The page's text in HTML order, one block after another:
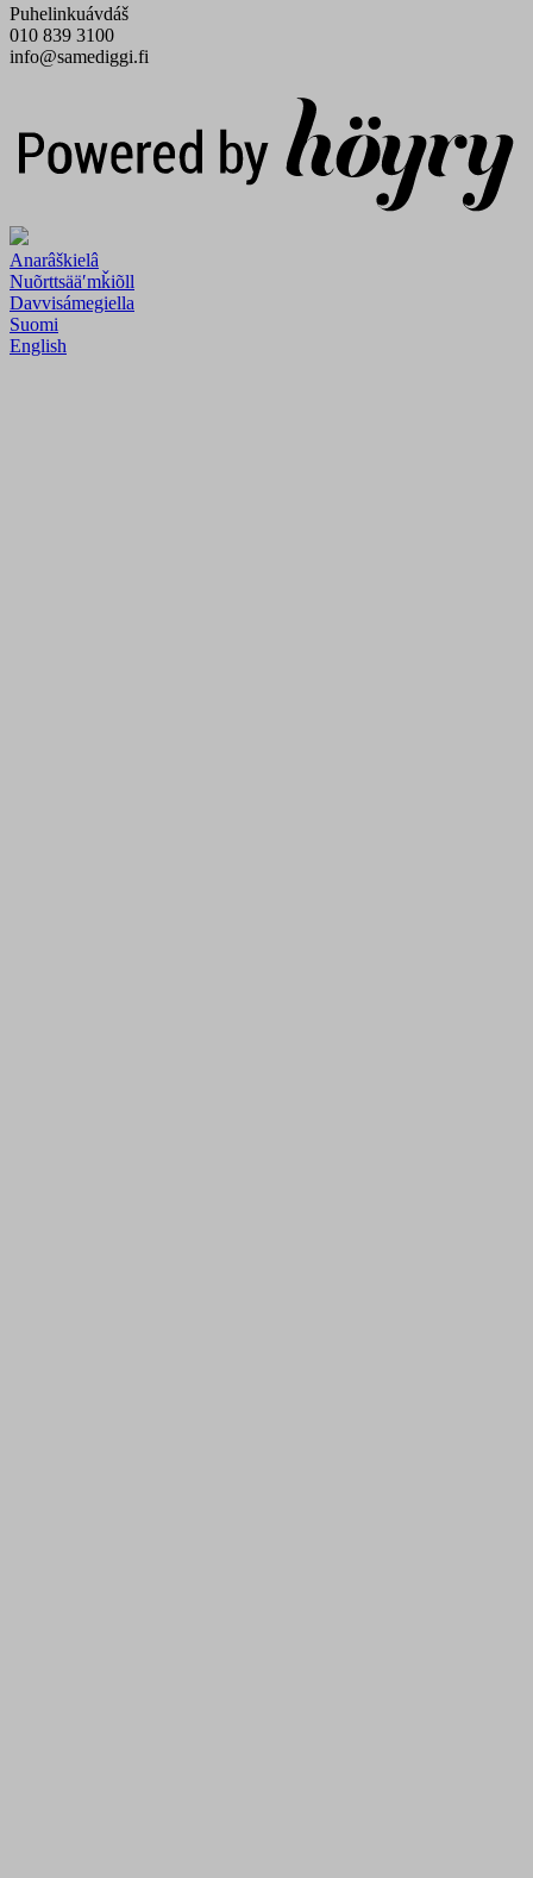
Puhelinkuávdáš
010 839 3100
info@samediggi.fi
Anarâškielâ
Nuõrttsääʹmǩiõll
Davvisámegiella
Suomi
English